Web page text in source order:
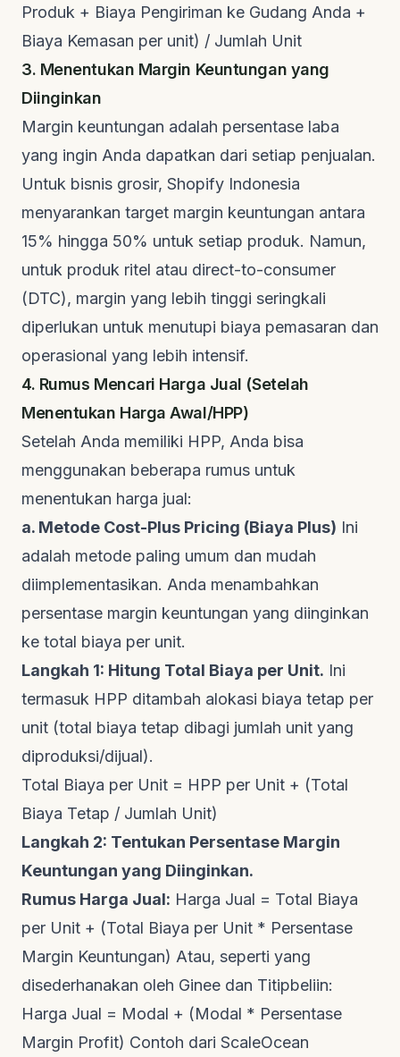
Produk + Biaya Pengiriman ke Gudang Anda +
Biaya Kemasan per unit) / Jumlah Unit
3. Menentukan Margin Keuntungan yang
Diinginkan
Margin keuntungan adalah persentase laba
yang ingin Anda dapatkan dari setiap penjualan.
Untuk bisnis grosir, Shopify Indonesia
menyarankan target margin keuntungan antara
15% hingga 50% untuk setiap produk. Namun,
untuk produk ritel atau direct-to-consumer
(DTC), margin yang lebih tinggi seringkali
diperlukan untuk menutupi biaya pemasaran dan
operasional yang lebih intensif.
4. Rumus Mencari Harga Jual (Setelah
Menentukan Harga Awal/HPP)
Setelah Anda memiliki HPP, Anda bisa
menggunakan beberapa rumus untuk
menentukan harga jual:
a. Metode Cost-Plus Pricing (Biaya Plus) Ini
adalah metode paling umum dan mudah
diimplementasikan. Anda menambahkan
persentase margin keuntungan yang diinginkan
ke total biaya per unit.
Langkah 1: Hitung Total Biaya per Unit. Ini
termasuk HPP ditambah alokasi biaya tetap per
unit (total biaya tetap dibagi jumlah unit yang
diproduksi/dijual).
Total Biaya per Unit = HPP per Unit + (Total
Biaya Tetap / Jumlah Unit)
Langkah 2: Tentukan Persentase Margin
Keuntungan yang Diinginkan.
Rumus Harga Jual: Harga Jual = Total Biaya
per Unit + (Total Biaya per Unit * Persentase
Margin Keuntungan) Atau, seperti yang
disederhanakan oleh Ginee dan Titipbeliin:
Harga Jual = Modal + (Modal * Persentase
Margin Profit) Contoh dari ScaleOcean